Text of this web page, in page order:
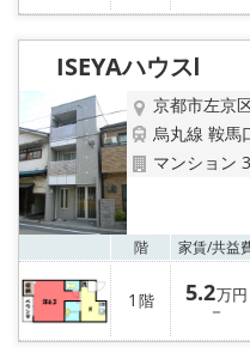
ISEYAハウスⅠ
京都市左京
烏丸線 鞍馬
マンション
階 家賃/共益
1 階 5.2万円
－